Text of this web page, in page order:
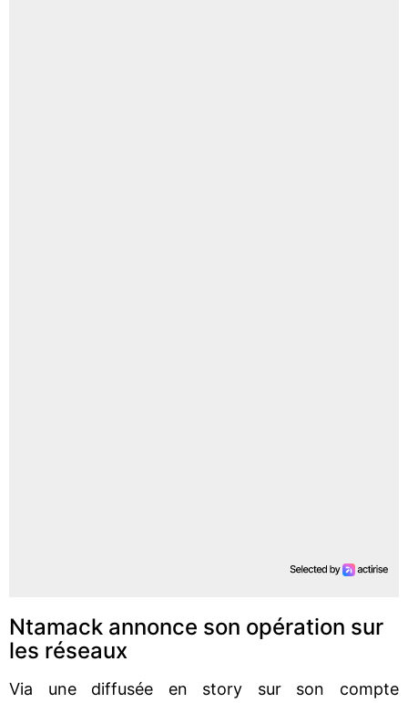
Ntamack annonce son opération sur
les réseaux
Via une diffusée en story sur son compte